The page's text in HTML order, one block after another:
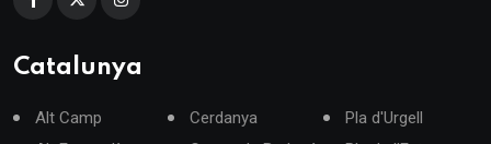
Catalunya
Alt Camp
Cerdanya
Pla d'Urgell